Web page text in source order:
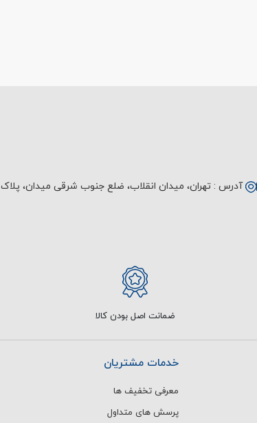
آدرس : تهران، میدان انقلاب، ضلع جنوب شرقی میدان، پلاک 7، نبش کوچه آبرو
ضمانت اصل بودن کالا
خدمات مشتریان
معرفی تخفیف ها
پرسش های متداول